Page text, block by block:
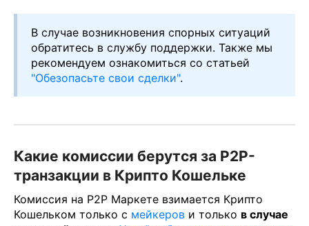
В случае возникновения спорных ситуаций
обратитесь в службу поддержки. Также мы
рекомендуем ознакомиться со статьей
"Обезопасьте свои сделки".
Какие комиссии берутся за P2P-
транзакции в Крипто Кошельке
Комиссия на P2P Маркете взимается Крипто
Кошельком только с мейкеров и только в случае